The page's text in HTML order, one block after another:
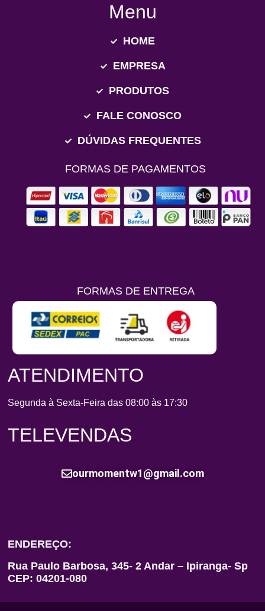
Menu
HOME
EMPRESA
PRODUTOS
FALE CONOSCO
DÚVIDAS FREQUENTES
FORMAS DE PAGAMENTOS
FORMAS DE ENTREGA
ATENDIMENTO
Segunda à Sexta-Feira das 08:00 às 17:30
TELEVENDAS
ourmomentw1@gmail.com
ENDEREÇO:
Rua Paulo Barbosa, 345- 2 Andar – Ipiranga- Sp
CEP: 04201-080